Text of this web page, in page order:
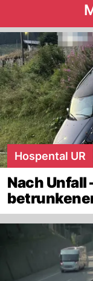
Hospental UR
Nach